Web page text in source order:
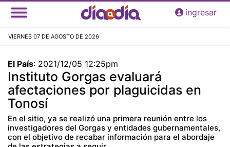
Pasar
al
principal
ingresar
VIERNES 07 DE AGOSTO DE 2026
El País: 2021/12/05 12:25pm
Instituto Gorgas evaluará
afectaciones por plaguicidas en
Tonosí
En el sitio, ya se realizó una primera reunión entre los
investigadores del Gorgas y entidades gubernamentales,
con el objetivo de recabar información para el abordaje